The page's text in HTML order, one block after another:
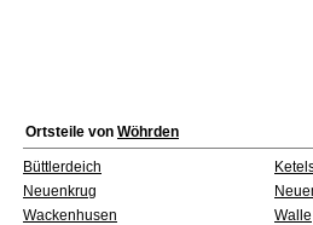
Ortsteile von Wöhrden
Büttlerdeich
Neuenkrug
Wackenhusen
Walle